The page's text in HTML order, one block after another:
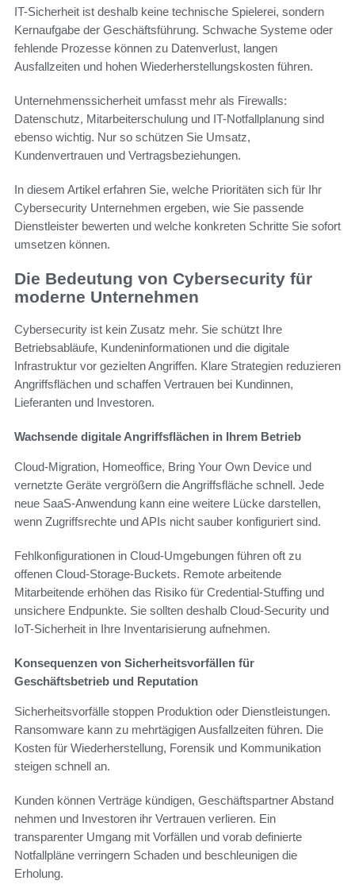
IT-Sicherheit ist deshalb keine technische Spielerei, sondern
Kernaufgabe der Geschäftsführung. Schwache Systeme oder
fehlende Prozesse können zu Datenverlust, langen
Ausfallzeiten und hohen Wiederherstellungskosten führen.
Unternehmenssicherheit umfasst mehr als Firewalls:
Datenschutz, Mitarbeiterschulung und IT-Notfallplanung sind
ebenso wichtig. Nur so schützen Sie Umsatz,
Kundenvertrauen und Vertragsbeziehungen.
In diesem Artikel erfahren Sie, welche Prioritäten sich für Ihr
Cybersecurity Unternehmen ergeben, wie Sie passende
Dienstleister bewerten und welche konkreten Schritte Sie sofort
umsetzen können.
Die Bedeutung von Cybersecurity für
moderne Unternehmen
Cybersecurity ist kein Zusatz mehr. Sie schützt Ihre
Betriebsabläufe, Kundeninformationen und die digitale
Infrastruktur vor gezielten Angriffen. Klare Strategien reduzieren
Angriffsflächen und schaffen Vertrauen bei Kundinnen,
Lieferanten und Investoren.
Wachsende digitale Angriffsflächen in Ihrem Betrieb
Cloud-Migration, Homeoffice, Bring Your Own Device und
vernetzte Geräte vergrößern die Angriffsfläche schnell. Jede
neue SaaS-Anwendung kann eine weitere Lücke darstellen,
wenn Zugriffsrechte und APIs nicht sauber konfiguriert sind.
Fehlkonfigurationen in Cloud-Umgebungen führen oft zu
offenen Cloud-Storage-Buckets. Remote arbeitende
Mitarbeitende erhöhen das Risiko für Credential-Stuffing und
unsichere Endpunkte. Sie sollten deshalb Cloud-Security und
IoT-Sicherheit in Ihre Inventarisierung aufnehmen.
Konsequenzen von Sicherheitsvorfällen für
Geschäftsbetrieb und Reputation
Sicherheitsvorfälle stoppen Produktion oder Dienstleistungen.
Ransomware kann zu mehrtägigen Ausfallzeiten führen. Die
Kosten für Wiederherstellung, Forensik und Kommunikation
steigen schnell an.
Kunden können Verträge kündigen, Geschäftspartner Abstand
nehmen und Investoren ihr Vertrauen verlieren. Ein
transparenter Umgang mit Vorfällen und vorab definierte
Notfallpläne verringern Schaden und beschleunigen die
Erholung.